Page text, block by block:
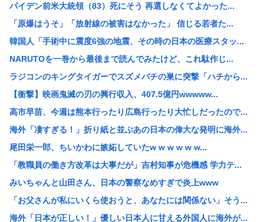
木村容疑者の爆乳同級生、インタビューを受けてしまうwww
逃げ上手の若君の公式X、トンデモない物を公開www
【朗報】 秋田県、UAEのオイルマネー2兆円が転がり込ん...
【イーロン・マスク】NVIDIAのGPUだけを使うと決め...
熊本世帯に10万円貸し付け、無利子www
【悲報】高市首相の靖国参拝「適切に判断」 …総理になる前...
居酒屋で｢とりわさ｣を食べた医師､全身麻痺に｢死んだ方が...
【画像】黒ギャル「おぢってこういうのが好きなんでしょ？w...
【朗報】秋葉原、かつての活気がガチで戻るwww
【画像】 女雀士さん、普通に脱いでしまうwww
新しく来た日本人の先生がとても若く見えると話題に。アメリ...
【うさぎおいしい】「ウサギの島」生態系に異変、観光客「過...
バイデン前米大統領（83）死にそう 再選しなくてよかった...
「原爆はうそ」「放射線の被害はなかった」 信じる若者た...
韓国人「手術中に震度6強の地震、その時の日本の医療スタッ...
NARUTOを一巻から最後まで読んでみたけど、これ駄作じ...
ラジコンのキングタイガーでスズメバチの巣に突撃「ハチから...
【衝撃】映画鬼滅の刃の興行収入、407.5億円wwwww...
高市早苗、今週は熊本行ったり広島行ったり大忙しだったので...
海外「凄すぎる！」折り紙と並ぶあの日本の偉大な発明に海外...
尾田栄一郎、ちいかわに嫉妬していたw w w w w w...
「教職員の働き方改革は大事だが」吉村知事が危機感 学力テ...
みいちゃんと山田さん、日本の警察なめすぎで炎上www
「お父さんが私にいくら使おうと、あなたには関係ない」そう...
海外「日本が正しい！」優しい日本人に甘える外国人に海外が...